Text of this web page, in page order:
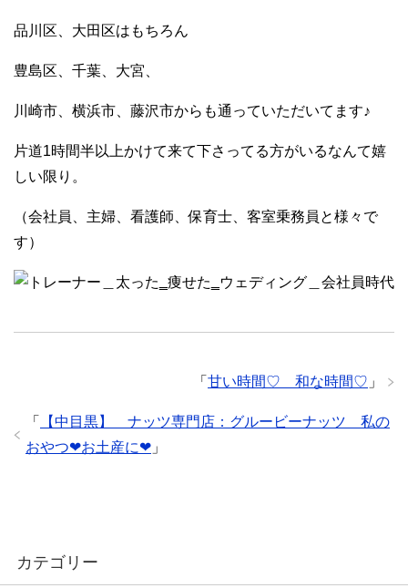
品川区、大田区はもちろん
豊島区、千葉、大宮、
川崎市、横浜市、藤沢市からも通っていただいてます♪
片道1時間半以上かけて来て下さってる方がいるなんて嬉
しい限り。
（会社員、主婦、看護師、保育士、客室乗務員と様々で
す）
「 甘い時間♡ 和な時間♡ 」
「
【中目黒】 ナッツ専門店：グルービーナッツ 私の
おやつ❤︎お土産に❤︎ 」
カテゴリー